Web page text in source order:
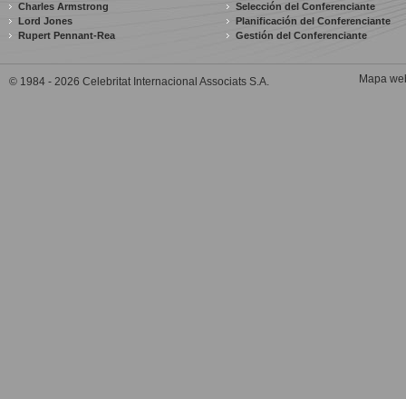
Charles Armstrong
Lord Jones
Rupert Pennant-Rea
Selección del Conferenciante
Planificación del Conferenciante
Gestión del Conferenciante
© 1984 - 2026 Celebritat Internacional Associats S.A. Mapa